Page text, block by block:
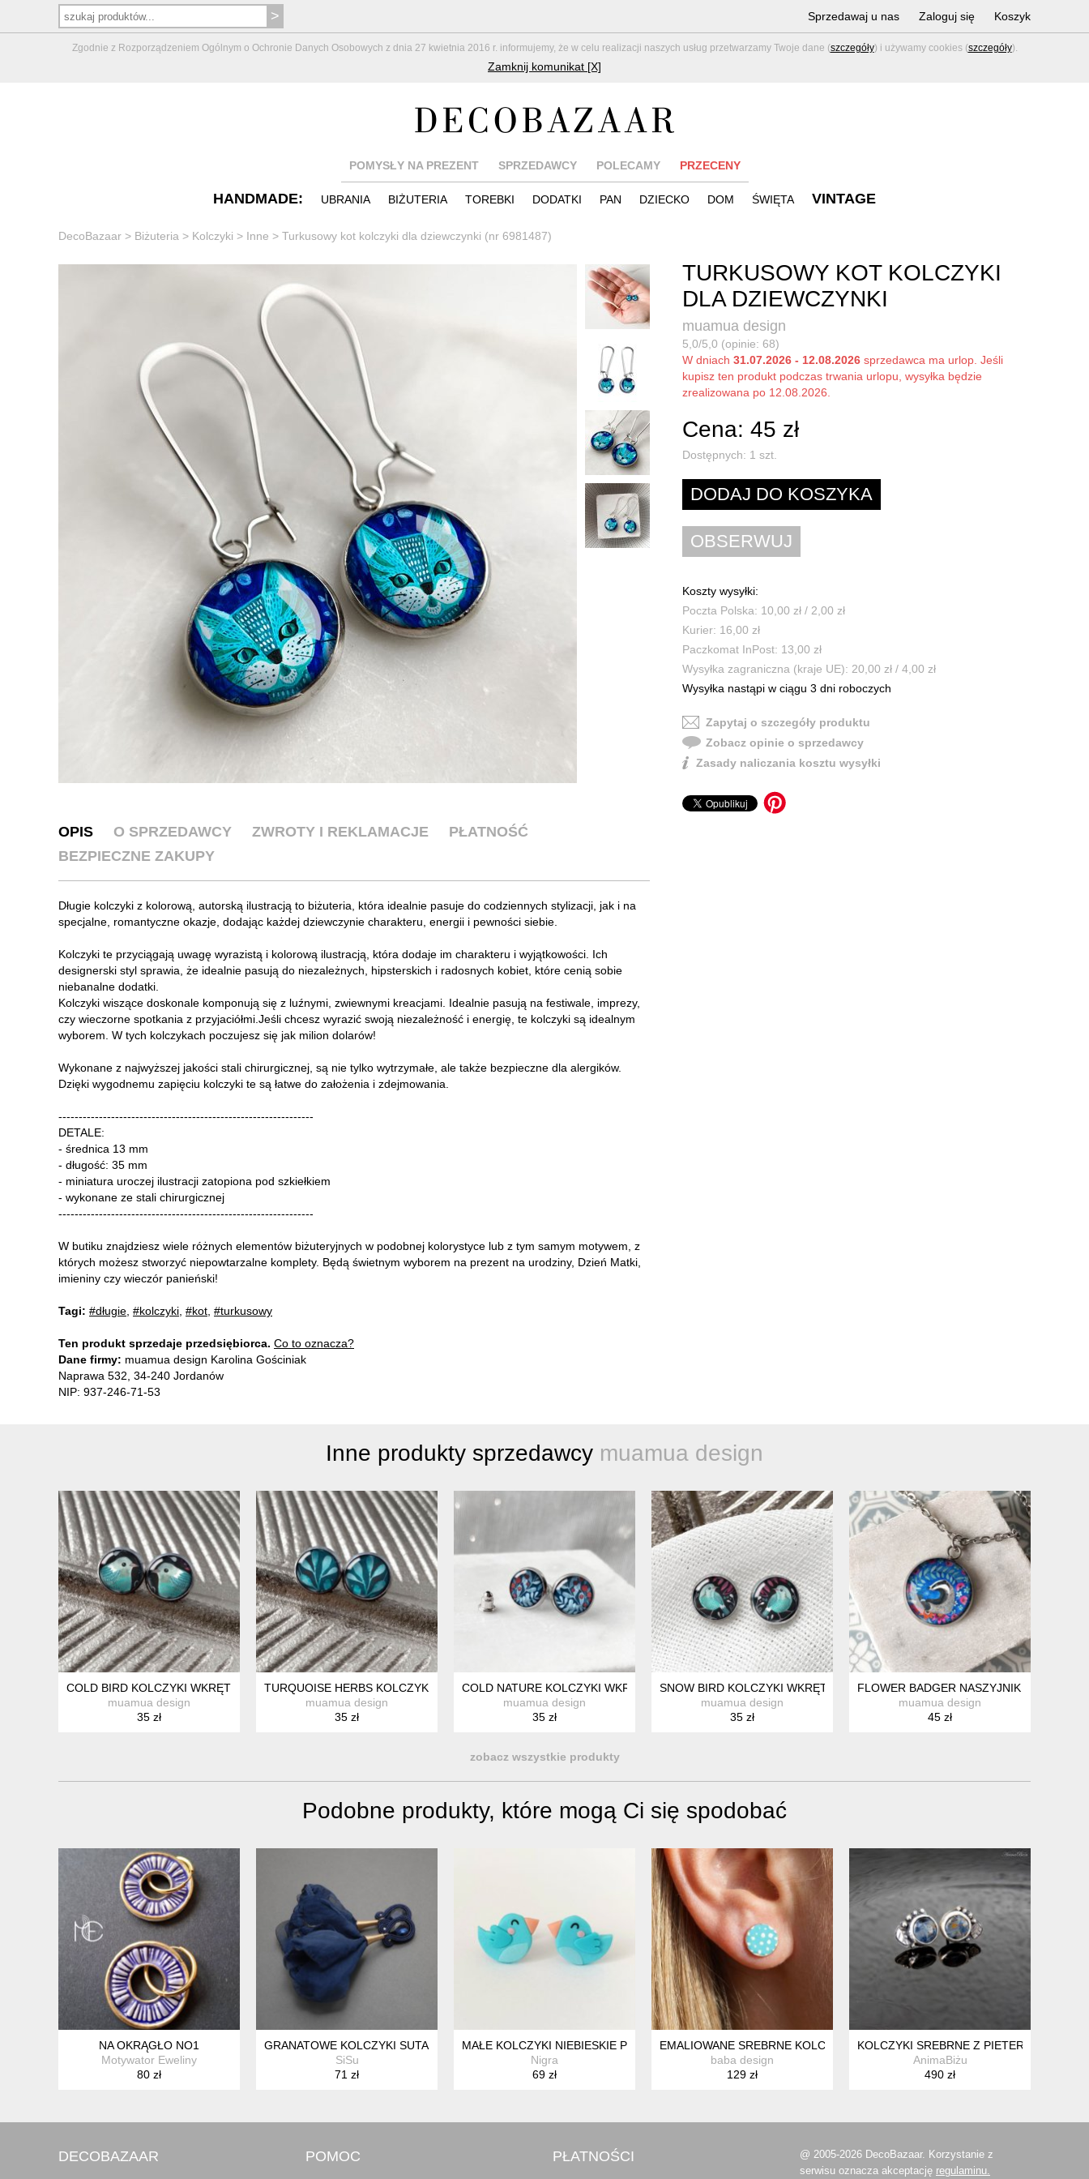
Zgodnie z Rozporządzeniem Ogólnym o Ochronie Danych Osobowych z dnia 27 kwietnia 2016 r. informujemy, że w celu realizacji naszych usług przetwarzamy Twoje dane (szczegóły) i używamy cookies (szczegóły).
Zamknij komunikat [X]
Sprzedawaj u nas Zaloguj się Koszyk
POMYSŁY NA PREZENT SPRZEDAWCY POLECAMY PRZECENY
HANDMADE: UBRANIA BIŻUTERIA TOREBKI DODATKI PAN DZIECKO DOM ŚWIĘTA VINTAGE
DecoBazaar > Biżuteria > Kolczyki > Inne > Turkusowy kot kolczyki dla dziewczynki (nr 6981487)
TURKUSOWY KOT KOLCZYKI
DLA DZIEWCZYNKI
muamua design
5,0/5,0 (opinie: 68)
W dniach 31.07.2026 - 12.08.2026 sprzedawca ma urlop. Jeśli
kupisz ten produkt podczas trwania urlopu, wysyłka będzie
zrealizowana po 12.08.2026.
Cena: 45 zł
Dostępnych: 1 szt.
Koszty wysyłki:
Poczta Polska: 10,00 zł / 2,00 zł
Kurier: 16,00 zł
Paczkomat InPost: 13,00 zł
Wysyłka zagraniczna (kraje UE): 20,00 zł / 4,00 zł
Wysyłka nastąpi w ciągu 3 dni roboczych
Zapytaj o szczegóły produktu
Zobacz opinie o sprzedawcy
Zasady naliczania kosztu wysyłki
OPIS O SPRZEDAWCY ZWROTY I REKLAMACJE
PŁATNOŚĆ
BEZPIECZNE ZAKUPY
Długie kolczyki z kolorową, autorską ilustracją to biżuteria, która idealnie pasuje do codziennych stylizacji, jak i na
specjalne, romantyczne okazje, dodając każdej dziewczynie charakteru, energii i pewności siebie.
Kolczyki te przyciągają uwagę wyrazistą i kolorową ilustracją, która dodaje im charakteru i wyjątkowości. Ich
designerski styl sprawia, że idealnie pasują do niezależnych, hipsterskich i radosnych kobiet, które cenią sobie
niebanalne dodatki.
Kolczyki wiszące doskonale komponują się z luźnymi, zwiewnymi kreacjami. Idealnie pasują na festiwale, imprezy,
czy wieczorne spotkania z przyjaciółmi.Jeśli chcesz wyrazić swoją niezależność i energię, te kolczyki są idealnym
wyborem. W tych kolczykach poczujesz się jak milion dolarów!
Wykonane z najwyższej jakości stali chirurgicznej, są nie tylko wytrzymałe, ale także bezpieczne dla alergików.
Dzięki wygodnemu zapięciu kolczyki te są łatwe do założenia i zdejmowania.
---------------------------------------------------------------
DETALE:
- średnica 13 mm
- długość: 35 mm
- miniatura uroczej ilustracji zatopiona pod szkiełkiem
- wykonane ze stali chirurgicznej
---------------------------------------------------------------
W butiku znajdziesz wiele różnych elementów biżuteryjnych w podobnej kolorystyce lub z tym samym motywem, z
których możesz stworzyć niepowtarzalne komplety. Będą świetnym wyborem na prezent na urodziny, Dzień Matki,
imieniny czy wieczór panieński!
Tagi: #długie #kolczyki #kot #turkusowy
Ten produkt sprzedaje przedsiębiorca. Co to oznacza?
Dane firmy: muamua design Karolina Gościniak
Naprawa 532, 34-240 Jordanów
NIP: 937-246-71-53
Inne produkty sprzedawcy muamua design
COLD BIRD KOLCZYKI WKRĘTKI DLA STUDENTKI
muamua design
35 zł
TURQUOISE HERBS KOLCZYKI WKRĘTKI NA WALENTYNKI
muamua design
35 zł
COLD NATURE KOLCZYKI WKRĘTKI NA DZIEŃ KOBIET
muamua design
35 zł
SNOW BIRD KOLCZYKI WKRĘTKI NA IMIENINY
muamua design
35 zł
FLOWER BADGER NASZYJNIK DLA NIEJ
muamua design
45 zł
zobacz wszystkie produkty
Podobne produkty, które mogą Ci się spodobać
NA OKRĄGŁO NO1
Motywator Eweliny
80 zł
GRANATOWE KOLCZYKI SUTASZ Z KWIATKIEM
SiSu
71 zł
MAŁE KOLCZYKI NIEBIESKIE PTASZKI
Nigra
69 zł
EMALIOWANE SREBRNE KOLCZYKI KÓŁKA NIEBIESKIE
baba design
129 zł
KOLCZYKI SREBRNE Z PIETERSYTEM
AnimaBiżu
490 zł
DECOBAZAAR POMOC PŁATNOŚCI
@ 2005-2026 DecoBazaar. Korzystanie z
serwisu oznacza akceptację regulaminu.